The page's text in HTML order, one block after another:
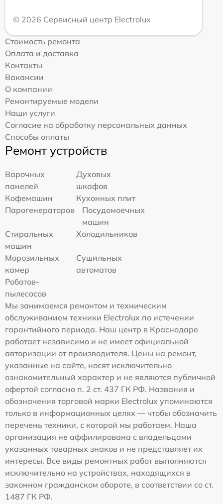
© 2026 Сервисный центр Electrolux
Стоимость ремонта
Оплата и доставка
Контакты
Вакансии
О компании
Ремонтируемые модели
Наши услуги
Согласие на обработку персональных данных
Способы оплаты
Ремонт устройств
Варочных
панелей
Духовых
шкафов
Кофемашин
Кухонных плит
Парогенераторов
Посудомоечных
машин
Стиральных
машин
Холодильников
Морозильных
камер
Сушильных
автоматов
Роботов-
пылесосов
Мы занимаемся ремонтом и техническим
обслуживанием техники Electrolux по истечении
гарантийного периода. Наш центр в Краснодаре
работает независимо и не имеет официальной
авторизации от производителя. Цены на ремонт,
указанные на сайте, носят исключительно
ознакомительный характер и не являются публичной
офертой согласно п. 2 ст. 437 ГК РФ. Названия и
обозначения торговой марки Electrolux упоминаются
только в информационных целях — чтобы обозначить
перечень техники, с которой мы работаем. Наша
организация не аффилирована с владельцами
указанных товарных знаков и не представляет их
интересы. Все виды ремонтных работ выполняются
исключительно на устройствах, находящихся в
законном гражданском обороте, в соответствии со ст.
1487 ГК РФ.